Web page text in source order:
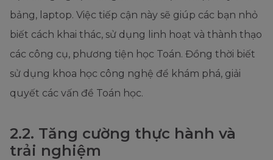
bảng, laptop. Việc tiếp cận này sẽ giúp các bạn nhỏ
biết cách khai thác, sử dụng linh hoạt và thành thạo
các công cụ, phương tiện học Toán. Đồng thời biết
sử dụng khoa học công nghệ để khám phá, giải
quyết các vấn đề Toán học.
2.2. Tăng cường thực hành và
trải nghiệm